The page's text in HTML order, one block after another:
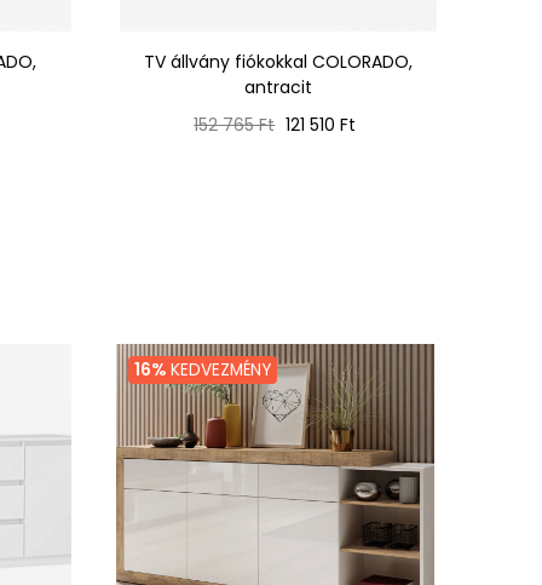
TV állvány fiókokkal COLORADO,
antracit
Normál
152 765 Ft Ár
121 510 Ft
16% KEDVEZMÉNY